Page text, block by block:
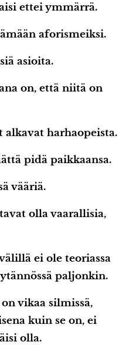
ettei ymmärrä.
aforismeiksi.
asioita.
on, että niitä on
harhaopeista.
pidä paikkaansa.
vääriä.
olla vaarallisia,
ei ole teoriassa
paljonkin.
vikaa silmissä,
kuin se on, ei
olla.